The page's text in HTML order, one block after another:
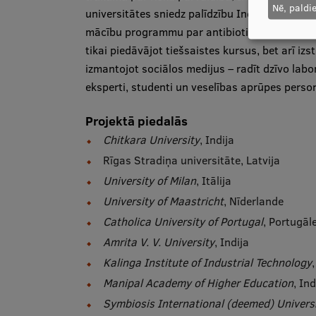
universitātes sniedz palīdzību Indijas
mācību programmu par antibiotiku rezistenci
tikai piedāvājot tiešsaistes kursus, bet arī
izmantojot sociālos medijus – radīt dzīvo
eksperti, studenti un veselības aprūpes
Projektā piedalās
Chitkara University, Indija
Rīgas Stradiņa universitāte, Latvija
University of Milan, Itālija
University of Maastricht, Nīderlande
Catholica University of Portugal,
Amrita V. V. University, Indija
Kalinga Institute of Industrial Technology
Manipal Academy of Higher Education,
Symbiosis International (deemed)
Nē,